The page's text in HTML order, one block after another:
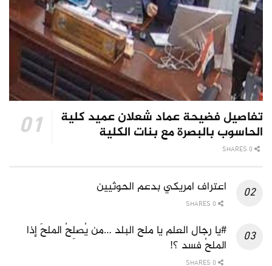
تفاصيل فضيحة عماد شعلان عميد كلية
الحاسوب بالبصرة مع بنات الكلية
اعتراف امريكي بدعم الحوثيين
#يا رجال العلم يا ملح البلد …من يُصلِحُ الملحَ إذا
الملحُ فسد ؟!